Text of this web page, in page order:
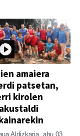
amaiera
patsetan,
kirolen
Aldizkaria abu 03